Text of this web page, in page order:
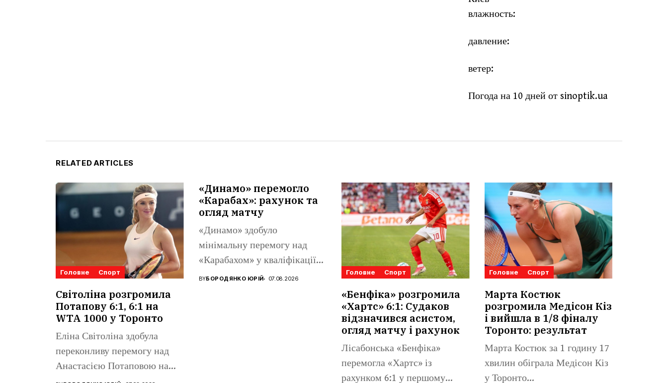
влажность:
давление:
ветер:
Погода на 10 дней от sinoptik.ua
RELATED ARTICLES
Головне Спорт
Світоліна розгромила
Потапову 6:1, 6:1 на
WTA 1000 у Торонто
Еліна Світоліна здобула
переконливу перемогу над
Анастасією Потаповою на
«Динамо» перемогло
«Карабах»: рахунок та
огляд матчу
«Динамо» здобуло
мінімальну перемогу над
«Карабахом» у кваліфікації
Ліги конференцій. Матвій
BYБОРОДЯНКО ЮРІЙ 07.08.2026
Головне Спорт
«Бенфіка» розгромила
«Хартс» 6:1: Судаков
відзначився асистом,
огляд матчу і рахунок
Лісабонська «Бенфіка»
перемогла «Хартс» із
рахунком 6:1 у першому
Головне Спорт
Марта Костюк
розгромила Медісон Кіз
і вийшла в 1/8 фіналу
Торонто: результат
Марта Костюк за 1 годину 17
хвилин обіграла Медісон Кіз
у Торонто...